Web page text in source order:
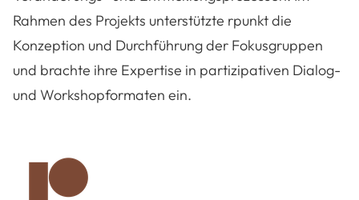
Rahmen des Projekts unterstützte rpunkt die
Konzeption und Durchführung der Fokusgruppen
und brachte ihre Expertise in partizipativen Dialog-
und Workshopformaten ein.